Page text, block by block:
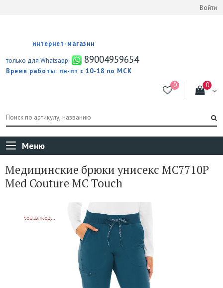
Войти
интернет-магазин
только для Whatsapp:
89004959654
Время работы: пн-пт с 10-18 по МСК
Меню
Медицинские брюки унисекс MC7710P
Med Couture MC Touch